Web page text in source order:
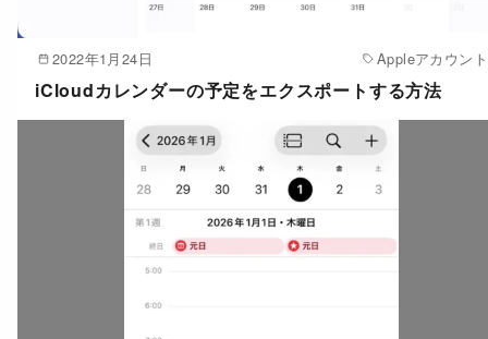
2022年1月24日 Appleアカウント
iCloudカレンダーの予定をエクスポートする方法